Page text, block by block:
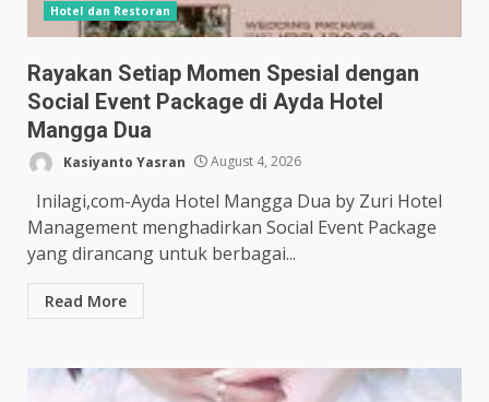
Hotel dan Restoran
Rayakan Setiap Momen Spesial dengan
Social Event Package di Ayda Hotel
Mangga Dua
Kasiyanto Yasran August 4, 2026
Inilagi,com-Ayda Hotel Mangga Dua by Zuri Hotel
Management menghadirkan Social Event Package
yang dirancang untuk berbagai...
Read More